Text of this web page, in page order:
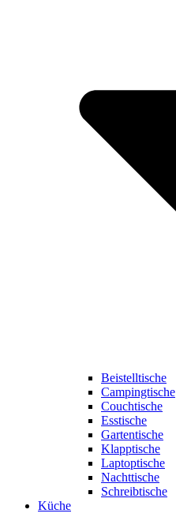
Beistelltische
Campingtische
Couchtische
Esstische
Gartentische
Klapptische
Laptoptische
Nachttische
Schreibtische
Küche